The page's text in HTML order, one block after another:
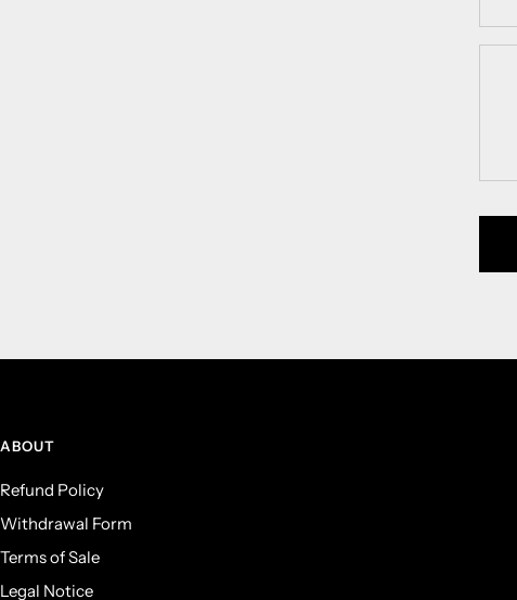
ABOUT
Refund Policy
Withdrawal Form
Terms of Sale
Legal Notice